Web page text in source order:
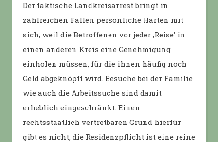
Der faktische Landkreisarrest bringt in
zahlreichen Fällen persönliche Härten mit
sich, weil die Betroffenen vor jeder ,Reise’ in
einen anderen Kreis eine Genehmigung
einholen müssen, für die ihnen häufig noch
Geld abgeknöpft wird. Besuche bei der Familie
wie auch die Arbeitssuche sind damit
erheblich eingeschränkt. Einen
rechtsstaatlich vertretbaren Grund hierfür
gibt es nicht, die Residenzpflicht ist eine reine